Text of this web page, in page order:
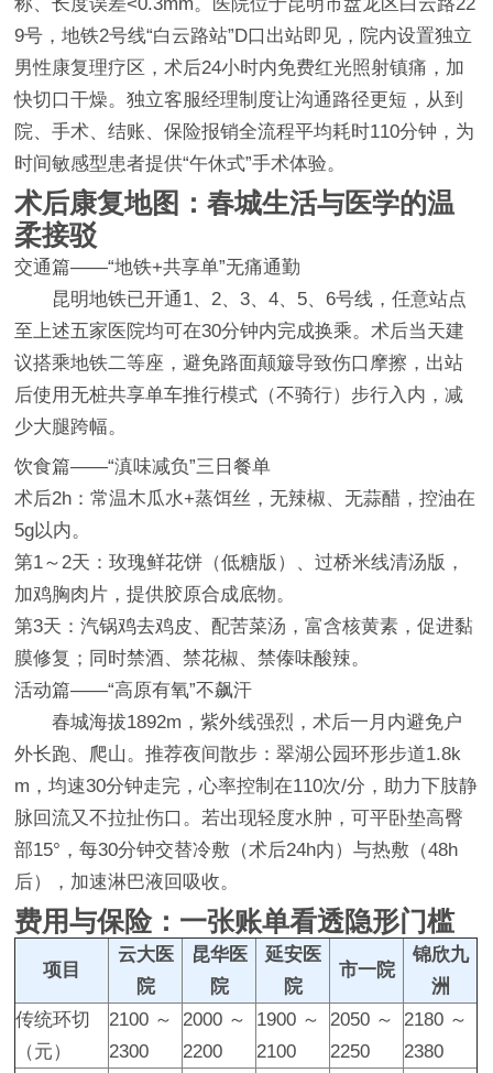
称、长度误差<0.3mm。医院位于昆明市盘龙区白云路22
9号，地铁2号线“白云路站”D口出站即见，院内设置独立
男性康复理疗区，术后24小时内免费红光照射镇痛，加
快切口干燥。独立客服经理制度让沟通路径更短，从到
院、手术、结账、保险报销全流程平均耗时110分钟，为
时间敏感型患者提供“午休式”手术体验。
术后康复地图：春城生活与医学的温
柔接驳
交通篇——“地铁+共享单”无痛通勤
昆明地铁已开通1、2、3、4、5、6号线，任意站点
至上述五家医院均可在30分钟内完成换乘。术后当天建
议搭乘地铁二等座，避免路面颠簸导致伤口摩擦，出站
后使用无桩共享单车推行模式（不骑行）步行入内，减
少大腿跨幅。
饮食篇——“滇味减负”三日餐单
术后2h：常温木瓜水+蒸饵丝，无辣椒、无蒜醋，控油在
5g以内。
第1～2天：玫瑰鲜花饼（低糖版）、过桥米线清汤版，
加鸡胸肉片，提供胶原合成底物。
第3天：汽锅鸡去鸡皮、配苦菜汤，富含核黄素，促进黏
膜修复；同时禁酒、禁花椒、禁傣味酸辣。
活动篇——“高原有氧”不飙汗
春城海拔1892m，紫外线强烈，术后一月内避免户
外长跑、爬山。推荐夜间散步：翠湖公园环形步道1.8k
m，均速30分钟走完，心率控制在110次/分，助力下肢静
脉回流又不拉扯伤口。若出现轻度水肿，可平卧垫高臀
部15°，每30分钟交替冷敷（术后24h内）与热敷（48h
后），加速淋巴液回吸收。
费用与保险：一张账单看透隐形门槛
项目
云大医
院
昆华医
院
延安医
院
市一院
锦欣九
洲
传统环切
（元）
2100 ～
2300
2000 ～
2200
1900 ～
2100
2050 ～
2250
2180 ～
2380